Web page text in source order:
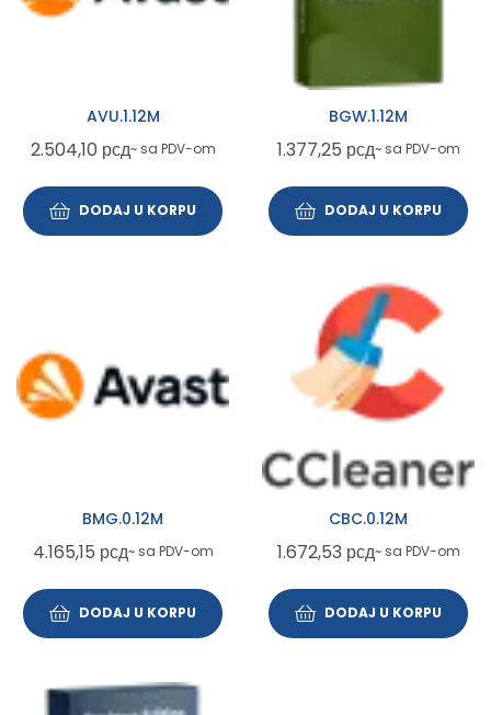
AVU.1.12M
2.504,10 рсд~ sa PDV-om
DODAJ U KORPU
BGW.1.12M
1.377,25 рсд~ sa PDV-om
DODAJ U KORPU
BMG.0.12M
4.165,15 рсд~ sa PDV-om
DODAJ U KORPU
CBC.0.12M
1.672,53 рсд~ sa PDV-om
DODAJ U KORPU